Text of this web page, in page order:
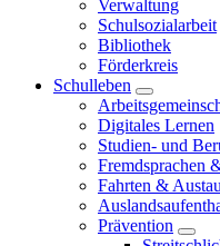
Verwaltung
Schulsozialarbeit
Bibliothek
Förderkreis
Schulleben
Digitales Lernen
Studien- und
Fremdsprachen
Fahrten &
Prävention